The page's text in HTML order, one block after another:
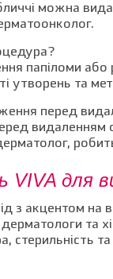
можна
папіломи
утворень та
перед
видаленням
для
з акцентом на
та